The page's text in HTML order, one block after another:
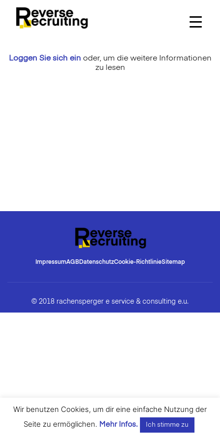
content
Loggen Sie sich ein oder, um die weitere Informationen
zu lesen
ImpressumAGBDatenschutzCookie-RichtlinieSitemap
© 2018 rachensperger e service & consulting e.u.
Wir benutzen Cookies, um dir eine einfache Nutzung der
Seite zu ermöglichen. Mehr Infos. Ich stimme zu